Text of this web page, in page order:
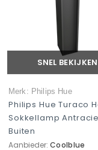
SNEL BEKIJKEN
Merk: Philips Hue
Philips Hue Turaco
Sokkellamp
Buiten
Aanbieder: Coolblue